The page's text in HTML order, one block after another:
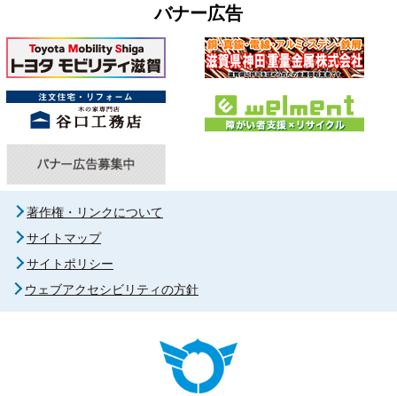
バナー広告
著作権・リンクについて
サイトマップ
サイトポリシー
ウェブアクセシビリティの方針